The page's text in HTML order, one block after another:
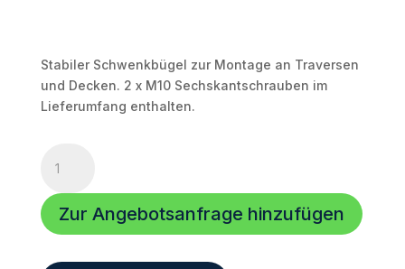
Stabiler Schwenkbügel zur Montage an Traversen
und Decken. 2 x M10 Sechskantschrauben im
Lieferumfang enthalten.
Bügel
für
Powerstick-
Zur Angebotsanfrage hinzufügen